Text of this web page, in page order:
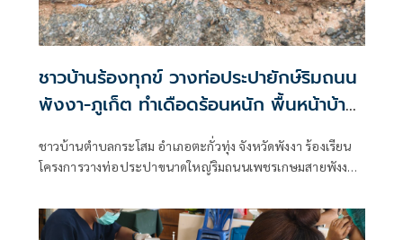
ชาวบ้านร้องทุกข์ วางท่อประปายักษ์ริมถนน
พังงา-ภูเก็ต ทำเดือดร้อนหนัก พื้นหน้าบ้าน
ชาวบ้านตำบลกระโสม อำเภอตะกั่วทุ่ง จังหวัดพังงา ร้องเรียน
โครงการวางท่อประปาขนาดใหญ่ริมถนนเพชรเกษมสายพังงา–
ส่งผลให้ขอบถนนทรุดเป็นแอ่ง การสัญจรเข้า-ออกบ้านเรือน
เป็นไปด้วยความยากลำบาก โดยเฉพาะผู้สูงอายุ พร้อมแสดง